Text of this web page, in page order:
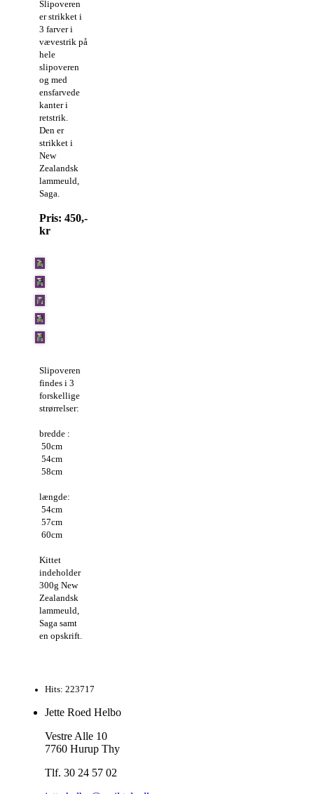
Slipoveren
er strikket i
3 farver i
vævestrik på
hele
slipoveren
og med
ensfarvede
kanter i
retstrik.
Den er
strikket i
New
Zealandsk
lammeuld,
Saga.
Pris: 450,-
kr
Slipoveren
findes i 3
forskellige
strørrelser:
bredde :
50cm
54cm
58cm
længde:
54cm
57cm
60cm
Kittet
indeholder
300g New
Zealandsk
lammeuld,
Saga samt
en opskrift.
Hits: 223717
Jette Roed Helbo
Vestre Alle 10
7760 Hurup Thy
Tlf. 30 24 57 02